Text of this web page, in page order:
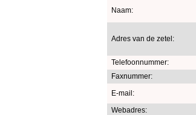
Naam:
Adres van de zetel:
Telefoonnummer:
Faxnummer:
E-mail:
Webadres: